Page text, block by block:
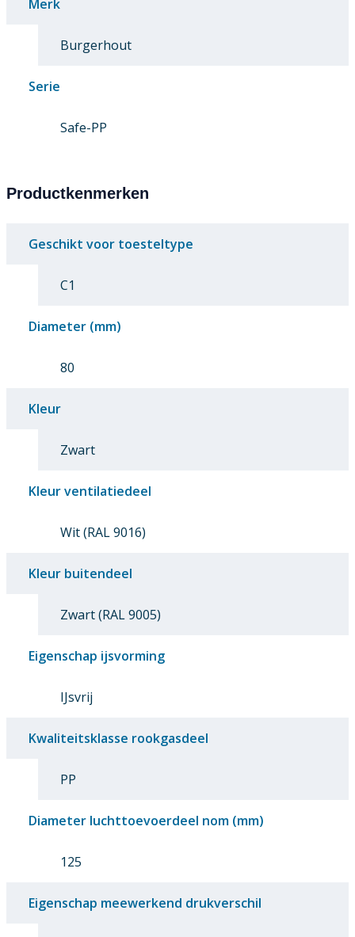
Merk
Burgerhout
Serie
Safe-PP
Productkenmerken
Geschikt voor toesteltype
C1
Diameter (mm)
80
Kleur
Zwart
Kleur ventilatiedeel
Wit (RAL 9016)
Kleur buitendeel
Zwart (RAL 9005)
Eigenschap ijsvorming
IJsvrij
Kwaliteitsklasse rookgasdeel
PP
Diameter luchttoevoerdeel nom (mm)
125
Eigenschap meewerkend drukverschil